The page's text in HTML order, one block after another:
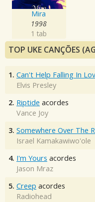
Mira
1998
1 tab
TOP UKE CANÇÕES
1. Can't Help Falling In
Elvis Presley
2. Riptide acordes
Vance Joy
3. Somewhere Over The
Israel Kamakawiwo'ole
4. I'm Yours acordes
Jason Mraz
5. Creep acordes
Radiohead